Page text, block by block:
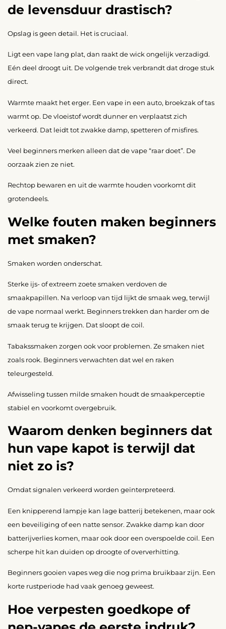
de levensduur drastisch?
Opslag is geen detail. Het is cruciaal.
Ligt een vape lang plat, dan raakt de wick ongelijk verzadigd.
Eén deel droogt uit. De volgende trek verbrandt dat droge stuk
direct.
Warmte maakt het erger. Een vape in een auto, broekzak of tas
warmt op. De vloeistof wordt dunner en verplaatst zich
verkeerd. Dat leidt tot zwakke damp, spetteren of misfires.
Veel beginners merken alleen dat de vape “raar doet”. De
oorzaak zien ze niet.
Rechtop bewaren en uit de warmte houden voorkomt dit
grotendeels.
Welke fouten maken beginners
met smaken?
Smaken worden onderschat.
Sterke ijs- of extreem zoete smaken verdoven de
smaakpapillen. Na verloop van tijd lijkt de smaak weg, terwijl
de vape normaal werkt. Beginners trekken dan harder om de
smaak terug te krijgen. Dat sloopt de coil.
Tabakssmaken zorgen ook voor problemen. Ze smaken niet
zoals rook. Beginners verwachten dat wel en raken
teleurgesteld.
Afwisseling tussen milde smaken houdt de smaakperceptie
stabiel en voorkomt overgebruik.
Waarom denken beginners dat
hun vape kapot is terwijl dat
niet zo is?
Omdat signalen verkeerd worden geïnterpreteerd.
Een knipperend lampje kan lage batterij betekenen, maar ook
een beveiliging of een natte sensor. Zwakke damp kan door
batterijverlies komen, maar ook door een overspoelde coil. Een
scherpe hit kan duiden op droogte of oververhitting.
Beginners gooien vapes weg die nog prima bruikbaar zijn. Een
korte rustperiode had vaak genoeg geweest.
Hoe verpesten goedkope of